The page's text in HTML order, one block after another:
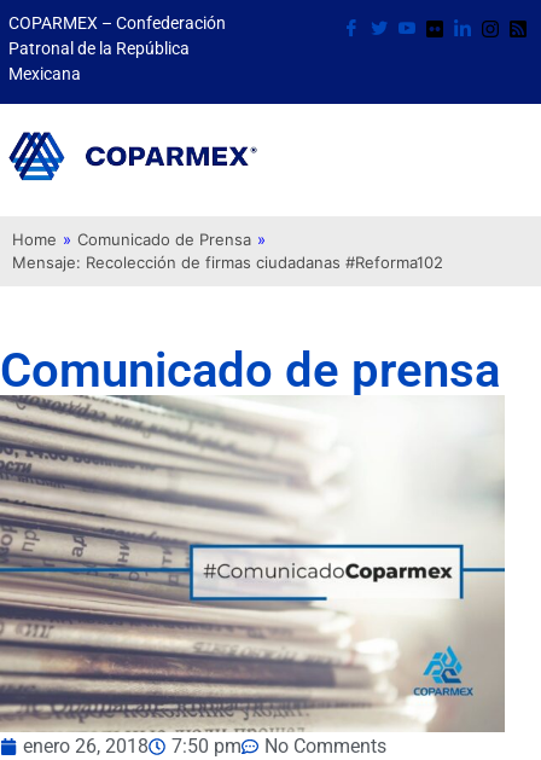
COPARMEX – Confederación
Patronal de la República
Mexicana
Home » Comunicado de Prensa »
Mensaje: Recolección de firmas ciudadanas #Reforma102
Comunicado de prensa
enero 26, 2018 7:50 pm
No Comments